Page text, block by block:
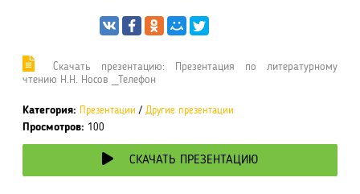
Cкачать презентацию: Презентация по литературному
чтению Н.Н. Носов _Телефон
Категория: Презентации / Другие презентации
Просмотров: 100
СКАЧАТЬ ПРЕЗЕНТАЦИЮ